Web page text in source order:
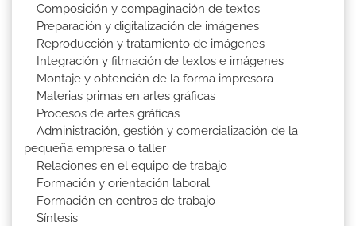
Composición y compaginación de textos
Preparación y digitalización de imágenes
Reproducción y tratamiento de imágenes
Integración y filmación de textos e imágenes
Montaje y obtención de la forma impresora
Materias primas en artes gráficas
Procesos de artes gráficas
Administración, gestión y comercialización de la
pequeña empresa o taller
Relaciones en el equipo de trabajo
Formación y orientación laboral
Formación en centros de trabajo
Síntesis